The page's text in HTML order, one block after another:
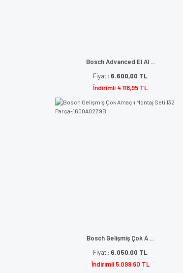
Bosch Advanced El Al ...
Fiyat : 6.600,00 TL
İndirimli 4.118,95 TL
Bosch Gelişmiş Çok A ...
Fiyat : 6.050,00 TL
İndirimli 5.099,60 TL